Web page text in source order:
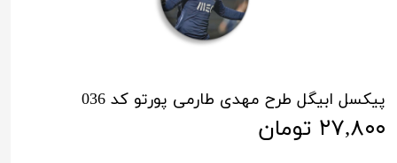
پیکسل ابیگل طرح مهدی طارمی پورتو کد 036
۲۷,۸۰۰ تومان